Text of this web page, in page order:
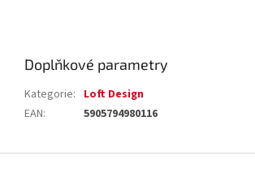
Doplňkové parametry
Kategorie: Loft Design
EAN: 5905794980116